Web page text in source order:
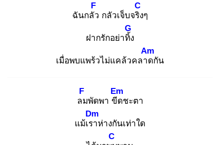
ฉันกลัว
F
กลัวเจ็บจริง
C
ๆ
ฝากรักอย่าทิ้ง
G
เมื่อพบแพร้วไม่แคล้วคลาด
Am
กัน
ลม
F
พัดพา ขีด
Em
ชะตา
แม้เรา
Dm
ห่างกันเท่าใด
C